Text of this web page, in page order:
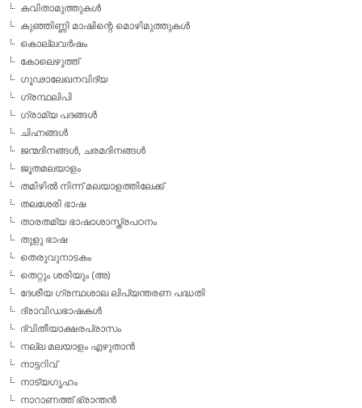
കവിതാമുത്തുകള്‍
കുഞ്ഞിണ്ണി മാഷിന്റെ മൊഴിമുത്തുകള്‍
കൊല്ലവര്‍ഷം
കോലെഴുത്ത്
ഗൂഢാലേഖനവിദ്യ
ഗ്രന്ഥലിപി
ഗ്രാമ്യ പദങ്ങള്‍
ചിഹ്നങ്ങള്‍
ജന്മദിനങ്ങള്‍, ചരമദിനങ്ങള്‍
ജൂതമലയാളം
തമിഴില്‍ നിന്ന് മലയാളത്തിലേക്ക്
തലശേരി ഭാഷ
താരതമ്യ ഭാഷാശാസ്ത്രപഠനം
തുളു ഭാഷ
തെരുവുനാടകം
തെറ്റും ശരിയും (അ)
ദേശീയ ഗ്രന്ഥശാല ലിപ്യന്തരണ പദ്ധതി
ദ്രാവിഡഭാഷകള്‍
ദ്വിതീയാക്ഷരപ്രാസം
നല്ല മലയാളം എഴുതാന്‍
നാട്ടറിവ്
നാട്യഗൃഹം
നാറാണത്ത് ഭ്രാന്തന്‍